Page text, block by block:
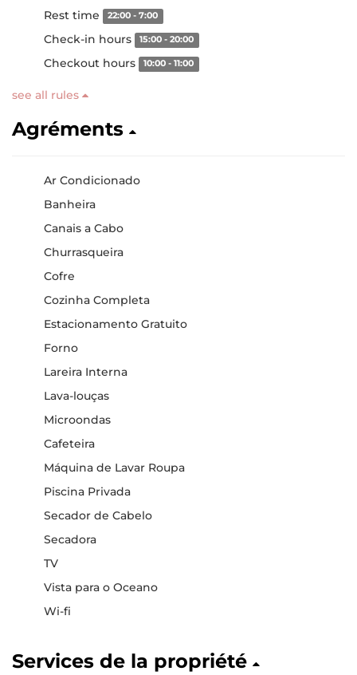
Rest time 22:00 - 7:00
Check-in hours 15:00 - 20:00
Checkout hours 10:00 - 11:00
see all rules
Agréments
Ar Condicionado
Banheira
Canais a Cabo
Churrasqueira
Cofre
Cozinha Completa
Estacionamento Gratuito
Forno
Lareira Interna
Lava-louças
Microondas
Cafeteira
Máquina de Lavar Roupa
Piscina Privada
Secador de Cabelo
Secadora
TV
Vista para o Oceano
Wi-fi
Services de la propriété